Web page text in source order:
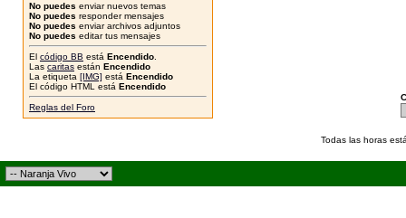
No puedes enviar nuevos temas
No puedes responder mensajes
No puedes enviar archivos adjuntos
No puedes editar tus mensajes
El código BB está Encendido
Las caritas están Encendido
La etiqueta [IMG] está Encendido
El código HTML está Encendido
Reglas del Foro
Todas las horas